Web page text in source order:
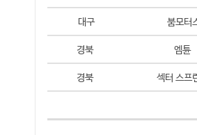
대구 붐모터
경북 엠튠
경북 섹터 스프